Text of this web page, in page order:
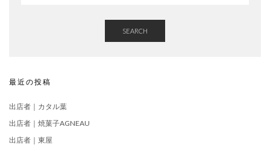
SEARCH
最近の投稿
出店者｜カタル葉
出店者｜焼菓子AGNEAU
出店者｜東屋